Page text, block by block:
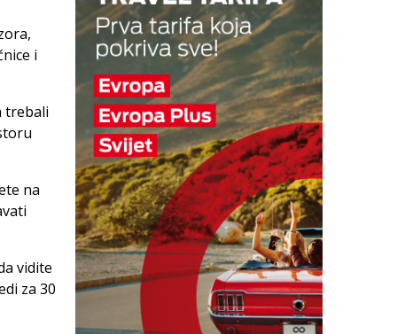
i
trebali
na
vidite
za 30